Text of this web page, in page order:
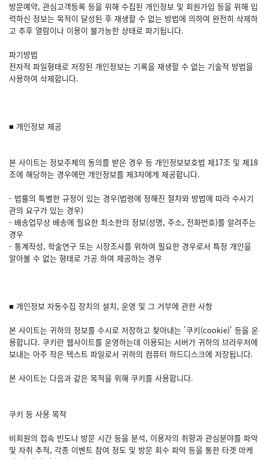
방문예약, 관심고객등록 등을 위해 수집된 개인정보 및 회원가입 등을 위해 입
력하신 정보는 목적이 달성된 후 재생할 수 없는 방법에 의하여 완전히 삭제하
고 추후 열람이나 이용이 불가능한 상태로 파기됩니다.
파기방법
전자적 파일형태로 저장된 개인정보는 기록을 재생할 수 없는 기술적 방법을
사용하여 삭제합니다.
■ 개인정보 제공
본 사이트는 정보주체의 동의를 받은 경우 등 개인정보보호법 제17조 및 제18
조에 해당하는 경우에만 개인정보를 제3자에게 제공합니다.
- 법률의 특별한 규정이 있는 경우(법령에 정해진 절차와 방법에 따라 수사기
관의 요구가 있는 경우)
- 배송업무상 배송에 필요한 최소한의 정보(성명, 주소, 전화번호)를 알려주는
경우
- 통계작성, 학술연구 또는 시장조사를 위하여 필요한 경우로서 특정 개인을
알아볼 수 없는 형태로 가공 하여 제공하는 경우
■ 개인정보 자동수집 장치의 설치, 운영 및 그 거부에 관한 사항
본 사이트는 귀하의 정보를 수시로 저장하고 찾아내는 '쿠키(cookie)' 등을 운
용합니다. 쿠키란 웹사이트를 운영하는데 이용되는 서버가 귀하의 브라우저에
보내는 아주 작은 텍스트 파일로서 귀하의 컴퓨터 하드디스크에 저장됩니다.
본 사이트는 다음과 같은 목적을 위해 쿠키를 사용합니다.
쿠키 등 사용 목적
비회원의 접속 빈도나 방문 시간 등을 분석, 이용자의 취향과 관심분야를 파악
및 자취 추적, 각종 이벤트 참여 정도 및 방문 회수 파악 등을 통한 타겟 마케